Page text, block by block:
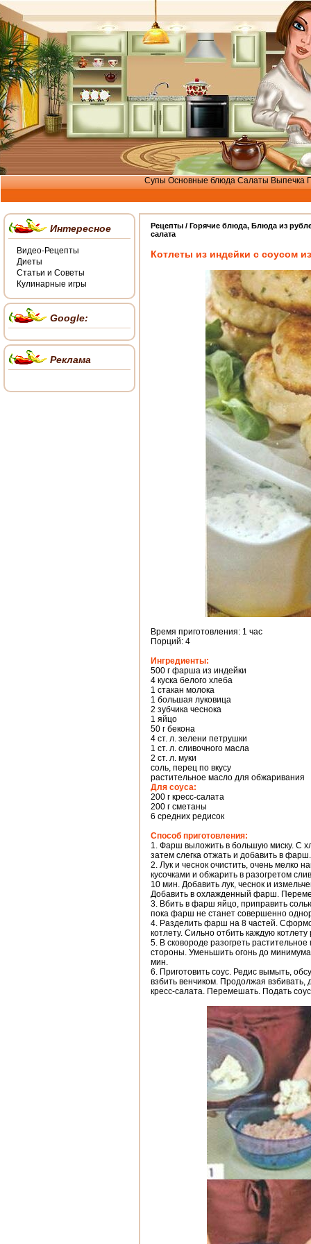
Супы Основные блюда Салаты Выпечка
Рецепты / Горячие блюда, Блюда из
салата
Котлеты из индейки с соусом
Время приготовления: 1 час
Порций: 4
Ингредиенты:
500 г фарша из индейки
4 куска белого хлеба
1 стакан молока
1 большая луковица
2 зубчика чеснока
1 яйцо
50 г бекона
4 ст. л. зелени петрушки
1 ст. л. сливочного масла
2 ст. л. муки
соль, перец по вкусу
растительное масло для обжаривания
Для соуса:
200 г кресс-салата
200 г сметаны
6 средних редисок
Способ приготовления:
1. Фарш выложить в большую миску. С
затем слегка отжать и добавить в
2. Лук и чеснок очистить, очень мелко
кусочками и обжарить в разогретом
10 мин. Добавить лук, чеснок и
Добавить в охлажденный фарш.
3. Вбить в фарш яйцо, приправить
пока фарш не станет совершенно
4. Разделить фарш на 8 частей.
котлету. Сильно отбить каждую
5. В сковороде разогреть
стороны. Уменьшить огонь до
мин.
6. Приготовить соус. Редис вымыть,
взбить венчиком. Продолжая взбивать,
кресс-салата. Перемешать. Подать
Интересное
Видео-Рецепты
Диеты
Статьи и Советы
Кулинарные игры
Google:
Реклама